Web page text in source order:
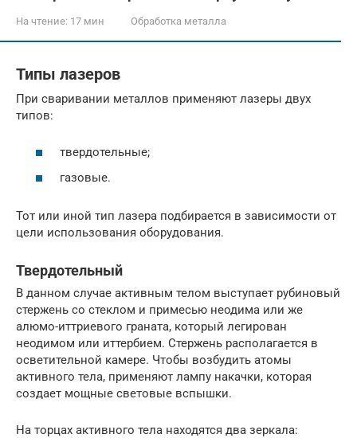
На чтение: 17 мин Обработка металла
Типы лазеров
При сваривании металлов применяют лазеры двух
типов:
твердотельные;
газовые.
Тот или иной тип лазера подбирается в зависимости от
цели использования оборудования.
Твердотельный
В данном случае активным телом выступает рубиновый
стержень со стеклом и примесью неодима или же
алюмо-иттриевого граната, который легирован
неодимом или иттербием. Стержень располагается в
осветительной камере. Чтобы возбудить атомы
активного тела, применяют лампу накачки, которая
создает мощные световые вспышки.
На торцах активного тела находятся два зеркала: